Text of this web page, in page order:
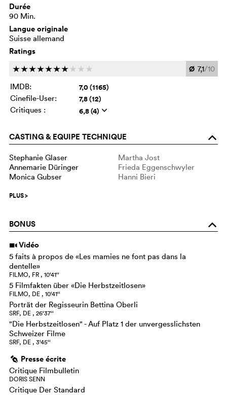
Durée
90 Min.
Langue originale
Suisse allemand
Ratings
ccccccc c c c Ø 7,1/10
IMDB:
7,0 (1165)
Cinefile-User: 7,8 (12)
Critiques : 6,8 (4) q
CASTING & EQUIPE TECHNIQUE o
Stephanie Glaser
Martha Jost
Annemarie Düringer
Frieda Eggenschwyler
Monica Gubser
Hanni Bieri
PLUS>
BONUS o
i Vidéo
5 faits à propos de «Les mamies ne font pas dans la
dentelle»
FILMO, FR , 10‘41‘‘
5 Filmfakten über «Die Herbstzeitlosen»
FILMO, DE , 10‘41‘‘
Porträt der Regisseurin Bettina Oberli
SRF, DE , 26‘37‘‘
"Die Herbstzeitlosen" - Auf Platz 1 der unvergesslichsten
Schweizer Filme
SRF, DE , 3‘45‘‘
g Presse écrite
Critique Filmbulletin
DORIS SENN
Critique Der Standard